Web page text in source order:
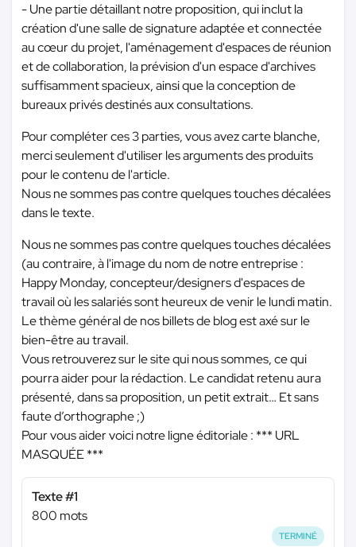
- Une partie détaillant notre proposition, qui inclut la
création d'une salle de signature adaptée et connectée
au cœur du projet, l'aménagement d'espaces de réunion
et de collaboration, la prévision d'un espace d'archives
suffisamment spacieux, ainsi que la conception de
bureaux privés destinés aux consultations.
Pour compléter ces 3 parties, vous avez carte blanche,
merci seulement d'utiliser les arguments des produits
pour le contenu de l'article.
Nous ne sommes pas contre quelques touches décalées
dans le texte.
Nous ne sommes pas contre quelques touches décalées
(au contraire, à l'image du nom de notre entreprise :
Happy Monday, concepteur/designers d'espaces de
travail où les salariés sont heureux de venir le lundi matin.
Le thème général de nos billets de blog est axé sur le
bien-être au travail.
Vous retrouverez sur le site qui nous sommes, ce qui
pourra aider pour la rédaction. Le candidat retenu aura
présenté, dans sa proposition, un petit extrait… Et sans
faute d’orthographe ;)
Pour vous aider voici notre ligne éditoriale : *** URL
MASQUÉE ***
Texte #1
800 mots
TERMINÉ